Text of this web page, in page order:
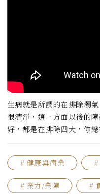
生病就是所謂的在排除濁
很清淨，這ㄧ方面以後的
好，都是在排除四大，你
# 健康與病業 #
# 業力/業障 #